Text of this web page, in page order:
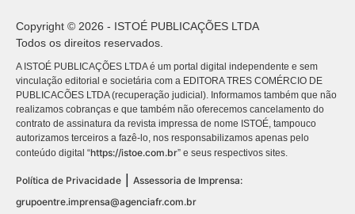
Copyright © 2026 - ISTOÉ PUBLICAÇÕES LTDA
Todos os direitos reservados.
A ISTOÉ PUBLICAÇÕES LTDA é um portal digital independente e sem
vinculação editorial e societária com a EDITORA TRES COMÉRCIO DE
PUBLICACÕES LTDA (recuperação judicial). Informamos também que não
realizamos cobranças e que também não oferecemos cancelamento do
contrato de assinatura da revista impressa de nome ISTOÉ, tampouco
autorizamos terceiros a fazê-lo, nos responsabilizamos apenas pelo
conteúdo digital “https://istoe.com.br” e seus respectivos sites.
Política de Privacidade | Assessoria de Imprensa:
grupoentre.imprensa@agenciafr.com.br